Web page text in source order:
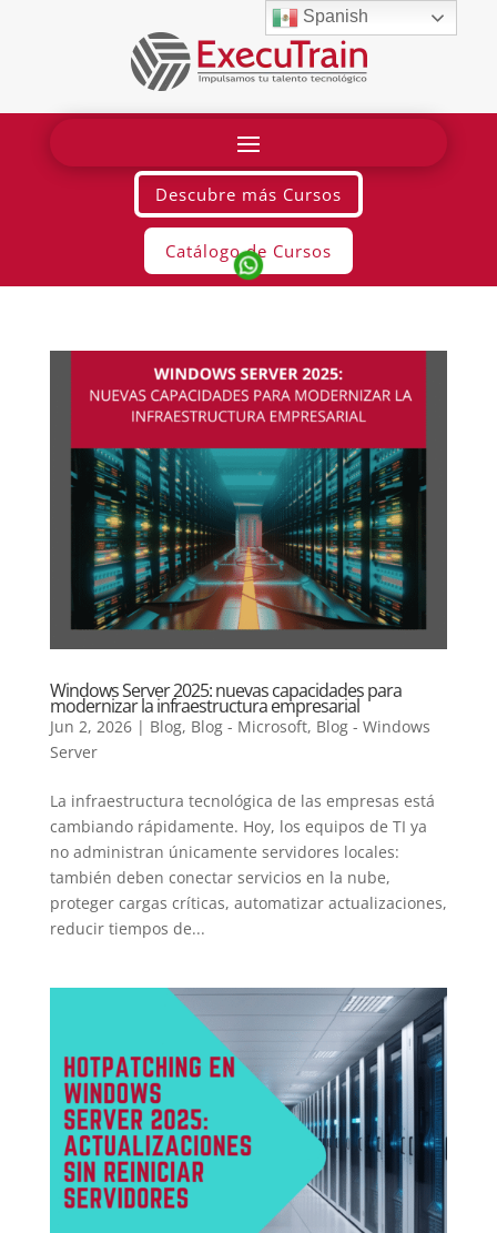
Descubre más Cursos
Catálogo de Cursos
Windows Server 2025: nuevas capacidades para
modernizar la infraestructura empresarial
Jun 2, 2026| Blog, Blog - Microsoft, Blog - Windows
Server
La infraestructura tecnológica de las empresas está
cambiando rápidamente. Hoy, los equipos de TI ya
no administran únicamente servidores locales:
también deben conectar servicios en la nube,
proteger cargas críticas, automatizar actualizaciones,
reducir tiempos de...
Spanish